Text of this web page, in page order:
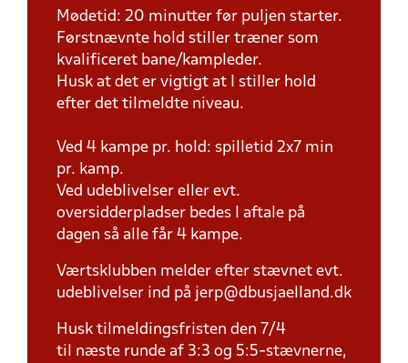
Mødetid: 20 minutter før puljen starter.
Førstnævnte hold stiller træner som
kvalificeret bane/kampleder.
Husk at det er vigtigt at I stiller hold
efter det tilmeldte niveau.
Ved 4 kampe pr. hold: spilletid 2x7 min
pr. kamp.
Ved udeblivelser eller evt.
oversidderpladser bedes I aftale på
dagen så alle får 4 kampe.
Værtsklubben melder efter stævnet evt.
udeblivelser ind på jerp@dbusjaelland.dk
Husk tilmeldingsfristen den 7/4
til næste runde af 3:3 og 5:5-stævnerne,